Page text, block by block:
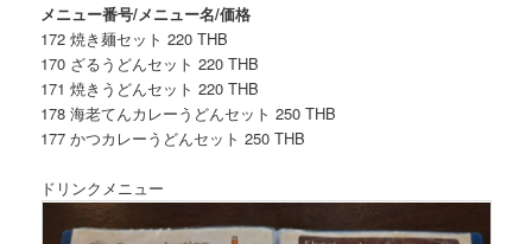
メニュー番号/メニュー名/価格
172 焼き麺セット 220 THB
170 ざるうどんセット 220 THB
171 焼きうどんセット 220 THB
178 海老てんカレーうどんセット 250 THB
177 かつカレーうどんセット 250 THB
ドリンクメニュー